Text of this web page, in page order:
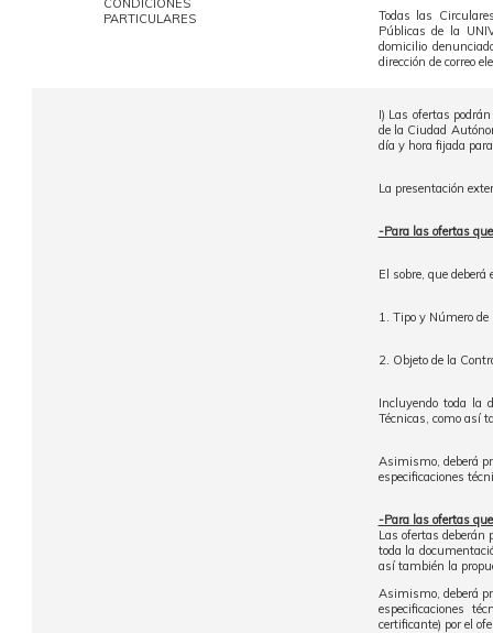
CONDICIONES
PARTICULARES
Todas las
Públicas de la
domicilio
dirección de correo
I) Las ofertas
de la Ciudad
día y hora fijada
La presentación
-Para las ofertas
El sobre, que
1. Tipo y Número de
2. Objeto de la
Incluyendo toda la
Técnicas, como así
Asimismo, deberá
especificaciones
-Para las ofertas
Las ofertas deberán
toda la
así también la
Asimismo, deberá
especificaciones
certificante) por el